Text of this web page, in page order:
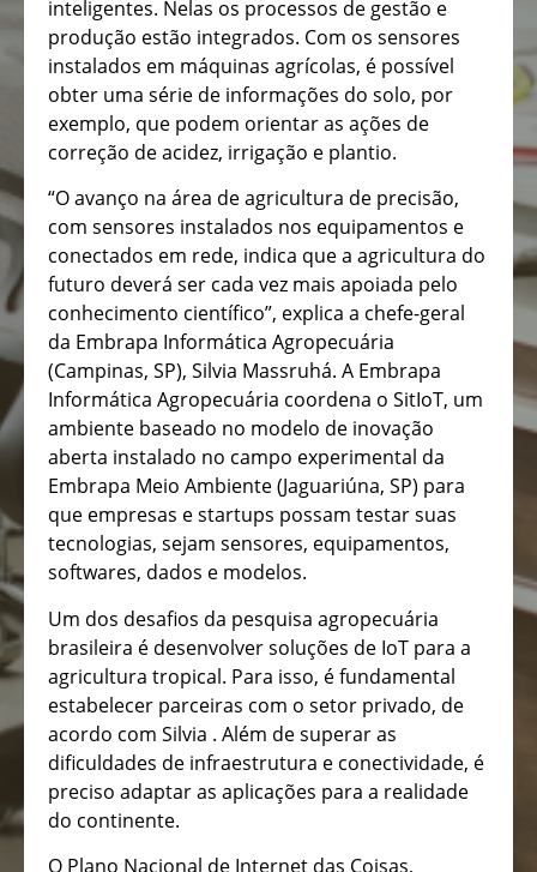
inteligentes. Nelas os processos de gestão e
produção estão integrados. Com os sensores
instalados em máquinas agrícolas, é possível
obter uma série de informações do solo, por
exemplo, que podem orientar as ações de
correção de acidez, irrigação e plantio.
“O avanço na área de agricultura de precisão,
com sensores instalados nos equipamentos e
conectados em rede, indica que a agricultura do
futuro deverá ser cada vez mais apoiada pelo
conhecimento científico”, explica a chefe-geral
da Embrapa Informática Agropecuária
(Campinas, SP), Silvia Massruhá. A Embrapa
Informática Agropecuária coordena o SitIoT, um
ambiente baseado no modelo de inovação
aberta instalado no campo experimental da
Embrapa Meio Ambiente (Jaguariúna, SP) para
que empresas e startups possam testar suas
tecnologias, sejam sensores, equipamentos,
softwares, dados e modelos.
Um dos desafios da pesquisa agropecuária
brasileira é desenvolver soluções de IoT para a
agricultura tropical. Para isso, é fundamental
estabelecer parceiras com o setor privado, de
acordo com Silvia . Além de superar as
dificuldades de infraestrutura e conectividade, é
preciso adaptar as aplicações para a realidade
do continente.
O Plano Nacional de Internet das Coisas,